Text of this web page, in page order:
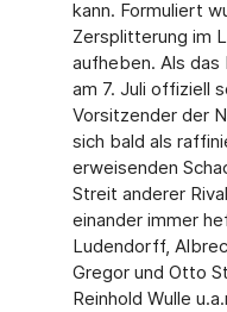
kann. Formuliert
Zersplitterung im
aufheben. Als das
am 7. Juli offiziell
Vorsitzender der
sich bald als
erweisenden
Streit anderer
einander immer
Ludendorff,
Gregor und Otto
Reinhold Wulle